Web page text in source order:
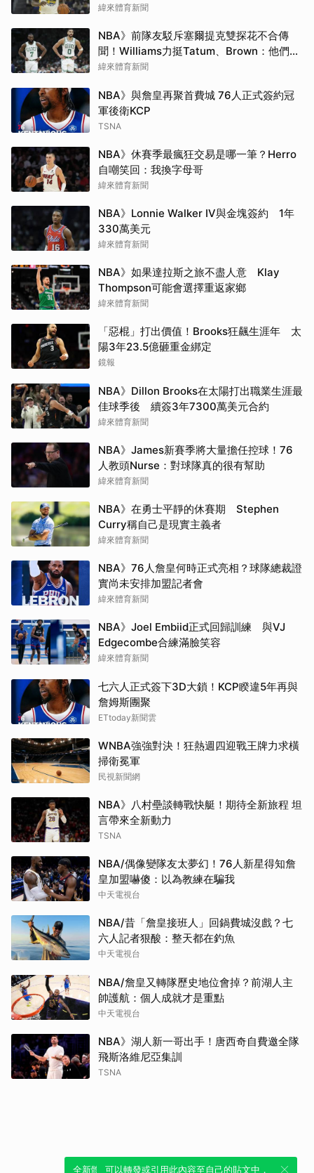
緯來體育新聞
NBA》前隊友駁斥塞爾提克雙探花不合傳
聞！Williams力挺Tatum、Brown：他們根
本不討厭彼此
緯來體育新聞
NBA》與詹皇再聚首費城 76人正式簽約冠
軍後衛KCP
TSNA
NBA》休賽季最瘋狂交易是哪一筆？Herro
自嘲笑回：我換字母哥
緯來體育新聞
NBA》Lonnie Walker IV與金塊簽約 1年
330萬美元
緯來體育新聞
NBA》如果達拉斯之旅不盡人意 Klay
Thompson可能會選擇重返家鄉
緯來體育新聞
「惡棍」打出價值！Brooks狂飆生涯年 太
陽3年23.5億砸重金綁定
鏡報
NBA》Dillon Brooks在太陽打出職業生涯最
佳球季後 續簽3年7300萬美元合約
緯來體育新聞
NBA》James新賽季將大量擔任控球！76
人教頭Nurse：對球隊真的很有幫助
緯來體育新聞
NBA》在勇士平靜的休賽期 Stephen
Curry稱自己是現實主義者
緯來體育新聞
NBA》76人詹皇何時正式亮相？球隊總裁證
實尚未安排加盟記者會
緯來體育新聞
NBA》Joel Embiid正式回歸訓練 與VJ
Edgecombe合練滿臉笑容
緯來體育新聞
七六人正式簽下3D大鎖！KCP睽違5年再與
詹姆斯團聚
ETtoday新聞雲
WNBA強強對決！狂熱週四迎戰王牌力求橫
掃衛冕軍
民視新聞網
NBA》八村壘談轉戰快艇！期待全新旅程 坦
言帶來全新動力
TSNA
NBA/偶像變隊友太夢幻！76人新星得知詹
皇加盟嚇傻：以為教練在騙我
中天電視台
NBA/昔「詹皇接班人」回鍋費城沒戲？七
六人記者狠酸：整天都在釣魚
中天電視台
NBA/詹皇又轉隊歷史地位會掉？前湖人主
帥護航：個人成就才是重點
中天電視台
NBA》湖人新一哥出手！唐西奇自費邀全隊
飛斯洛維尼亞集訓
TSNA
全新體驗！一鍵引用此內容，透過發布貼
可以轉發或引用此內容至自己的貼文中，